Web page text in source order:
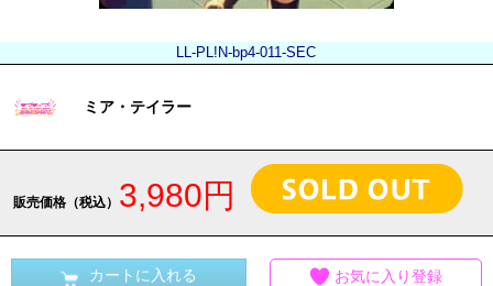
LL-PL!N-bp4-011-SEC
ミア・テイラー
販売価格（税込） 3,980円
カートに入れる お気に入り登録